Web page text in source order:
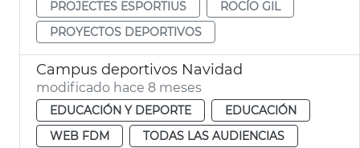
PROJECTES ESPORTIUS
ROCÍO GIL
PROYECTOS DEPORTIVOS
Campus deportivos Navidad
modificado hace 8 meses
EDUCACIÓN Y DEPORTE
EDUCACIÓN
WEB FDM
TODAS LAS AUDIENCIAS